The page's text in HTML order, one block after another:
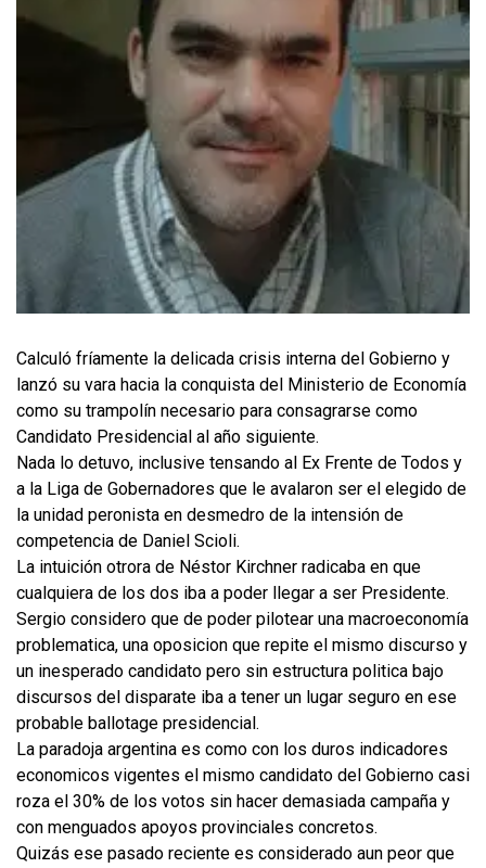
Calculó fríamente la delicada crisis interna del Gobierno y
lanzó su vara hacia la conquista del Ministerio de Economía
como su trampolín necesario para consagrarse como
Candidato Presidencial al año siguiente.
Nada lo detuvo, inclusive tensando al Ex Frente de Todos y
a la Liga de Gobernadores que le avalaron ser el elegido de
la unidad peronista en desmedro de la intensión de
competencia de Daniel Scioli.
La intuición otrora de Néstor Kirchner radicaba en que
cualquiera de los dos iba a poder llegar a ser Presidente.
Sergio considero que de poder pilotear una macroeconomía
problematica, una oposicion que repite el mismo discurso y
un inesperado candidato pero sin estructura politica bajo
discursos del disparate iba a tener un lugar seguro en ese
probable ballotage presidencial.
La paradoja argentina es como con los duros indicadores
economicos vigentes el mismo candidato del Gobierno casi
roza el 30% de los votos sin hacer demasiada campaña y
con menguados apoyos provinciales concretos.
Quizás ese pasado reciente es considerado aun peor que